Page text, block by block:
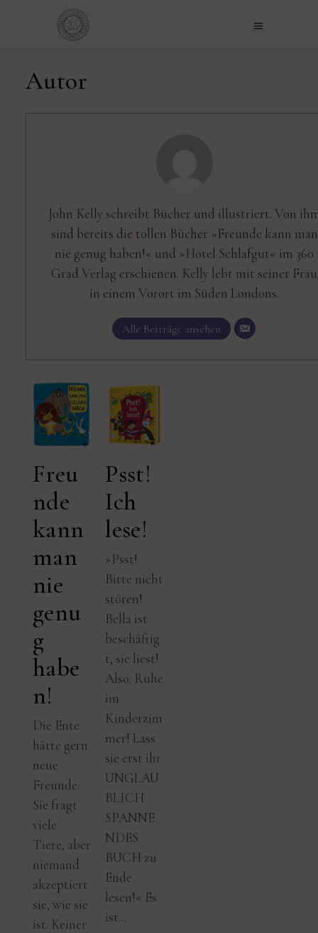
Autor
John Kelly schreibt Bücher und illustriert. Von
sind bereits die tollen Bücher »Freunde kann man
nie genug haben!« und »Hotel Schlafgut« im 360
Grad Verlag erschienen. Kelly lebt mit seiner Frau
in einem Vorort im Süden Londons.
Alle Beiträge ansehen
Freu
nde
kann
man
nie
genu
g
habe
n!
Die Ente
hätte gern
neue
Freunde.
Sie fragt
viele
Tiere, aber
niemand
akzeptiert
sie, wie sie
ist. Keiner
Psst!
Ich
lese!
»Psst!
Bitte nicht
stören!
Bella ist
beschäftig
t, sie liest!
Also: Ruhe
im
Kinderzim
mer! Lass
sie erst ihr
UNGLAU
BLICH
SPANNE
NDES
BUCH zu
Ende
lesen!« Es
ist...